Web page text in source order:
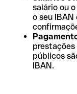
salário ou
o seu
públicos
IBAN.